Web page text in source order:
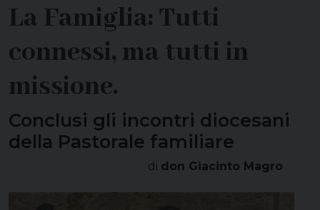
La Famiglia: Tutti
connessi, ma tutti in
missione.
Conclusi gli incontri diocesani
della Pastorale familiare
di don Giacinto Magro